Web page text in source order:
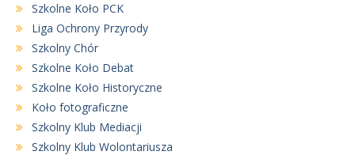
Szkolne Koło PCK
Liga Ochrony Przyrody
Szkolny Chór
Szkolne Koło Debat
Szkolne Koło Historyczne
Koło fotograficzne
Szkolny Klub Mediacji
Szkolny Klub Wolontariusza